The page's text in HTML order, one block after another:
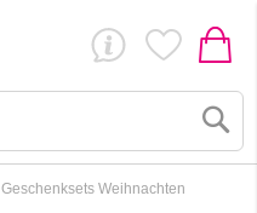
Geschenksets Weihnachten